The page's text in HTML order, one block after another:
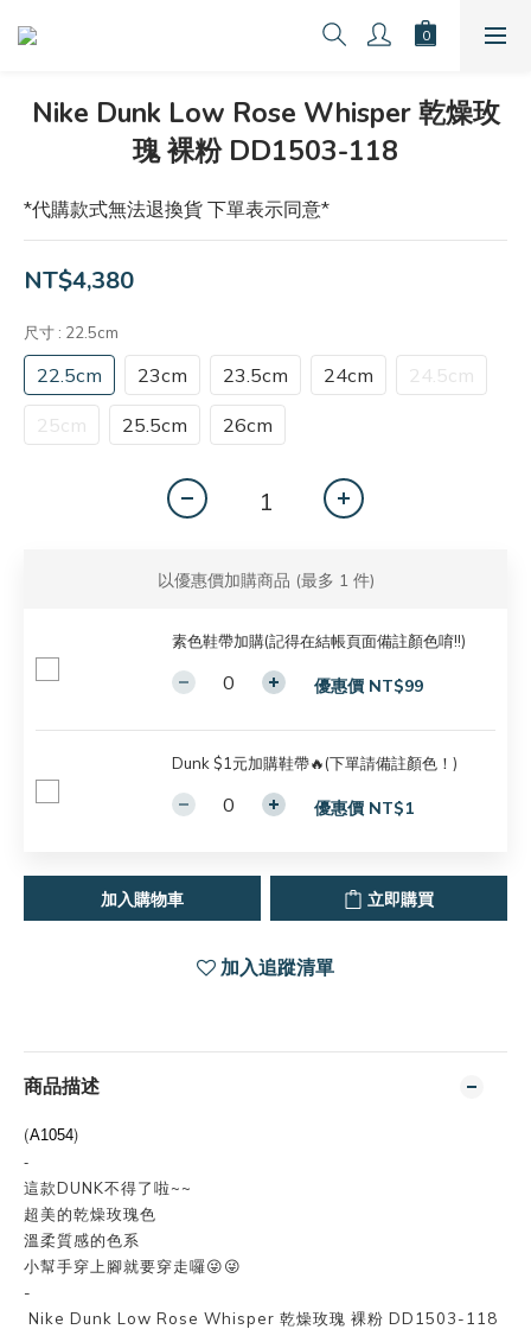
Nike Dunk Low Rose Whisper 乾燥玫
瑰 裸粉 DD1503-118
*代購款式無法退換貨 下單表示同意*
NT$4,380
尺寸 : 22.5cm
22.5cm 23cm 23.5cm 24cm 24.5cm
25cm 25.5cm 26cm
以優惠價加購商品 (最多 1 件)
素色鞋帶加購(記得在結帳頁面備註顏色唷!!)
優惠價 NT$99
Dunk $1元加購鞋帶🔥(下單請備註顏色！)
優惠價 NT$1
加入購物車 立即購買
加入追蹤清單
商品描述
(A1054)
-
這款DUNK不得了啦~~
超美的乾燥玫瑰色
溫柔質感的色系
小幫手穿上腳就要穿走囉😜😜
-
Nike Dunk Low Rose Whisper 乾燥玫瑰 裸粉 DD1503-118